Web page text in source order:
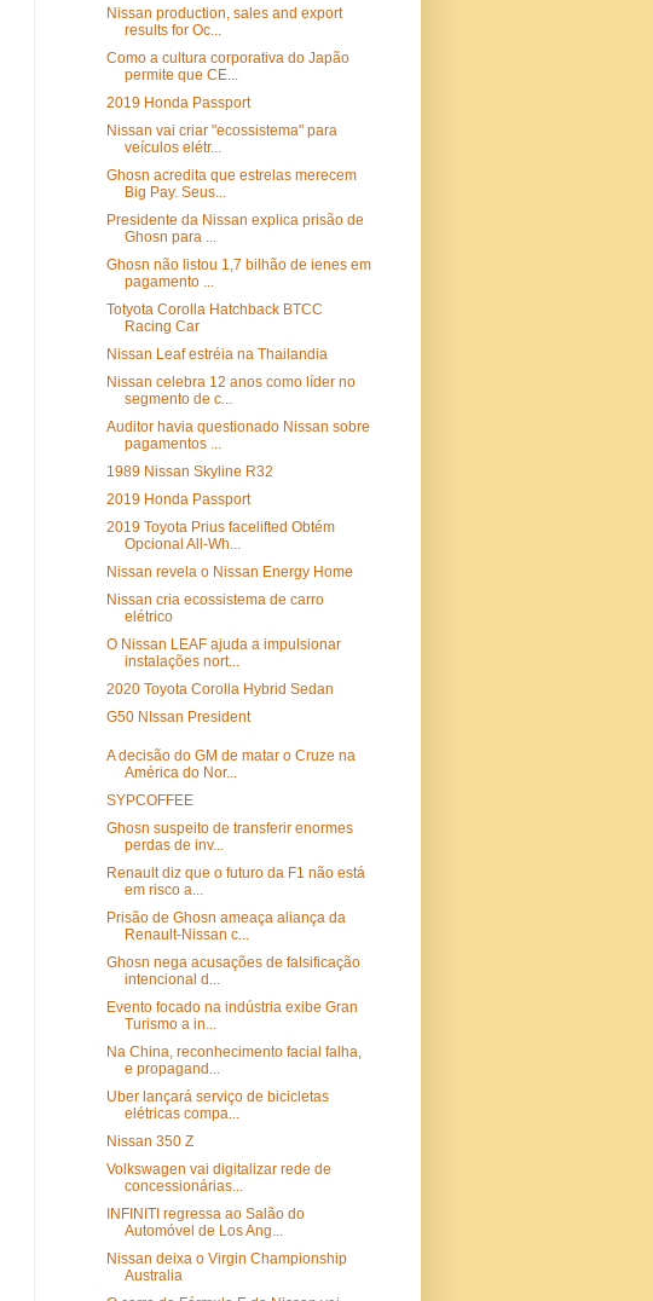
Nissan production, sales and export
results for Oc...
Como a cultura corporativa do Japão
permite que CE...
2019 Honda Passport
Nissan vai criar "ecossistema" para
veículos elétr...
Ghosn acredita que estrelas merecem
Big Pay. Seus...
Presidente da Nissan explica prisão de
Ghosn para ...
Ghosn não listou 1,7 bilhão de ienes em
pagamento ...
Totyota Corolla Hatchback BTCC
Racing Car
Nissan Leaf estréia na Thailandia
Nissan celebra 12 anos como líder no
segmento de c...
Auditor havia questionado Nissan sobre
pagamentos ...
1989 Nissan Skyline R32
2019 Honda Passport
2019 Toyota Prius facelifted Obtém
Opcional All-Wh...
Nissan revela o Nissan Energy Home
Nissan cria ecossistema de carro
elétrico
O Nissan LEAF ajuda a impulsionar
instalações nort...
2020 Toyota Corolla Hybrid Sedan
G50 NIssan President
A decisão do GM de matar o Cruze na
América do Nor...
SYPCOFFEE
Ghosn suspeito de transferir enormes
perdas de inv...
Renault diz que o futuro da F1 não está
em risco a...
Prisão de Ghosn ameaça aliança da
Renault-Nissan c...
Ghosn nega acusações de falsificação
intencional d...
Evento focado na indústria exibe Gran
Turismo a in...
Na China, reconhecimento facial falha,
e propagand...
Uber lançará serviço de bicicletas
elétricas compa...
Nissan 350 Z
Volkswagen vai digitalizar rede de
concessionárias...
INFINITI regressa ao Salão do
Automóvel de Los Ang...
Nissan deixa o Virgin Championship
Australia